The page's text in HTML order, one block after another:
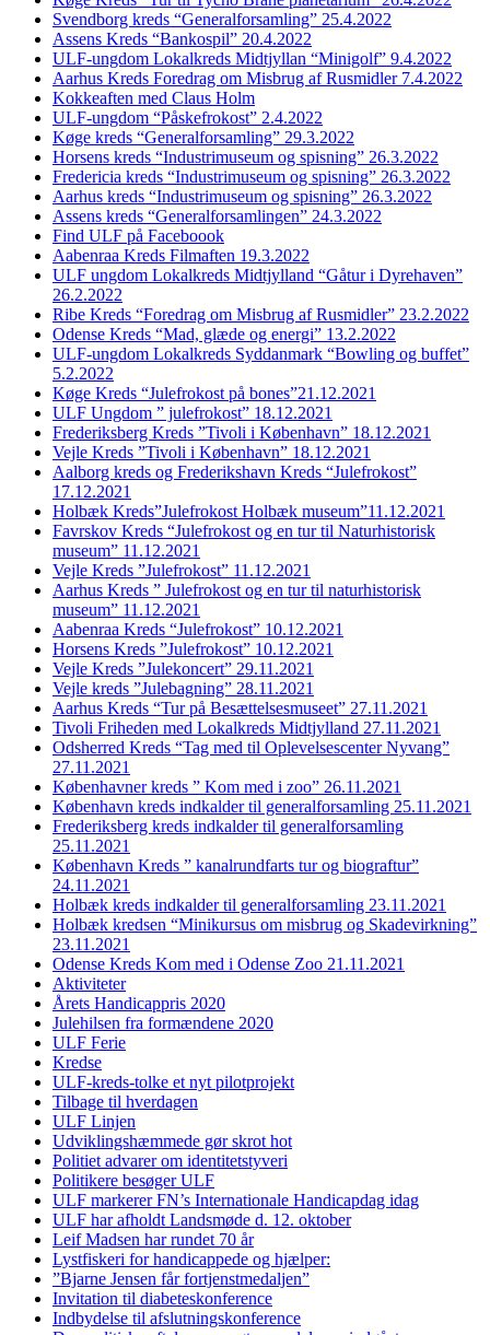
Svendborg kreds “Generalforsamling” 25.4.2022
Assens Kreds “Bankospil” 20.4.2022
ULF-ungdom Lokalkreds Midtjyllan “Minigolf” 9.4.2022
Aarhus Kreds Foredrag om Misbrug af Rusmidler 7.4.2022
Kokkeaften med Claus Holm
ULF-ungdom “Påskefrokost” 2.4.2022
Køge kreds “Generalforsamling” 29.3.2022
Horsens kreds “Industrimuseum og spisning” 26.3.2022
Fredericia kreds “Industrimuseum og spisning” 26.3.2022
Aarhus kreds “Industrimuseum og spisning” 26.3.2022
Assens kreds “Generalforsamlingen” 24.3.2022
Find ULF på Faceboook
Aabenraa Kreds Filmaften 19.3.2022
ULF ungdom Lokalkreds Midtjylland “Gåtur i Dyrehaven”
26.2.2022
Ribe Kreds “Foredrag om Misbrug af Rusmidler” 23.2.2022
Odense Kreds “Mad, glæde og energi” 13.2.2022
ULF-ungdom Lokalkreds Syddanmark “Bowling og buffet”
5.2.2022
Køge Kreds “Julefrokost på bones”21.12.2021
ULF Ungdom ” julefrokost” 18.12.2021
Frederiksberg Kreds ”Tivoli i København” 18.12.2021
Vejle Kreds ”Tivoli i København” 18.12.2021
Aalborg kreds og Frederikshavn Kreds “Julefrokost”
17.12.2021
Holbæk Kreds”Julefrokost Holbæk museum”11.12.2021
Favrskov Kreds “Julefrokost og en tur til Naturhistorisk
museum” 11.12.2021
Vejle Kreds ”Julefrokost” 11.12.2021
Aarhus Kreds ” Julefrokost og en tur til naturhistorisk
museum” 11.12.2021
Aabenraa Kreds “Julefrokost” 10.12.2021
Horsens Kreds ”Julefrokost” 10.12.2021
Vejle Kreds ”Julekoncert” 29.11.2021
Vejle kreds ”Julebagning” 28.11.2021
Aarhus Kreds “Tur på Besættelsesmuseet” 27.11.2021
Tivoli Friheden med Lokalkreds Midtjylland 27.11.2021
Odsherred Kreds “Tag med til Oplevelsescenter Nyvang”
27.11.2021
Københavner kreds ” Kom med i zoo” 26.11.2021
København kreds indkalder til generalforsamling 25.11.2021
Frederiksberg kreds indkalder til generalforsamling
25.11.2021
København Kreds ” kanalrundfarts tur og biograftur”
24.11.2021
Holbæk kreds indkalder til generalforsamling 23.11.2021
Holbæk kredsen “Minikursus om misbrug og Skadevirkning”
23.11.2021
Odense Kreds Kom med i Odense Zoo 21.11.2021
Aktiviteter
Årets Handicappris 2020
Julehilsen fra formændene 2020
ULF Ferie
Kredse
ULF-kreds-tolke et nyt pilotprojekt
Tilbage til hverdagen
ULF Linjen
Udviklingshæmmede gør skrot hot
Politiet advarer om identitetstyveri
Politikere besøger ULF
ULF markerer FN’s Internationale Handicapdag idag
ULF har afholdt Landsmøde d. 12. oktober
Leif Madsen har rundet 70 år
Lystfiskeri for handicappede og hjælper:
”Bjarne Jensen får fortjenstmedaljen”
Invitation til diabeteskonference
Indbydelse til afslutningskonference